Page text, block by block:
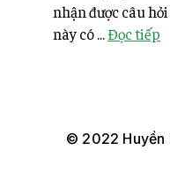
nhận được câu
này có ...Đọc tiếp
© 2022 Huyền